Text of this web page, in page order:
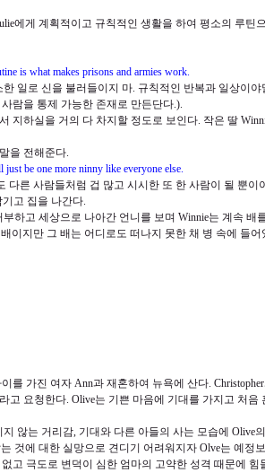
에게 계획적이고 규칙적인 생활을 하여 평소의 루틴
is what makes prisons and armies work.
일로 신을 불러들이지 마. 규칙적인 반복과 일상이
람을 통제 가능한 존재로 만든단다.).
지하실을 거의 다 차지할 정도로 보인다. 작은 딸
을 전해준다.
be one more ninny like everyone else.
다른 사람들처럼 겁 많고 시시한 또 한 사람이 될 뿐이
고 집을 나간다.
하고 세상으로 나아간 언니를 보며 Winnie는 계속 배
이지만 그 배는 어디로도 떠나지 못한 채 병 속에 들
를 가진 여자 Ann과 재혼하여 뉴욕에 산다. Christopher
고 요청한다. Olive는 기쁜 마음에 기대를 가지고 처음
지 않는 거리감, 기대와 다른 아들의 사는 모습에 Olive
것에 대한 실망으로 견디기 어려워지자 Olve는 예정
고 극도로 변덕이 심한 엄마의 고약한 성격 때문에 힘